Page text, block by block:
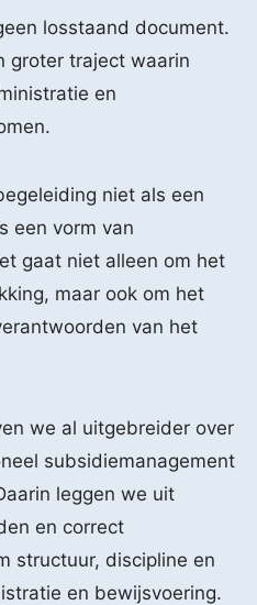
losstaand document.
groter traject waarin
en
niet als een
een vorm van
gaat niet alleen om het
maar ook om het
van het
we al uitgebreider over
subsidiemanagement
leggen we uit
en correct
structuur, discipline en
en bewijsvoering.